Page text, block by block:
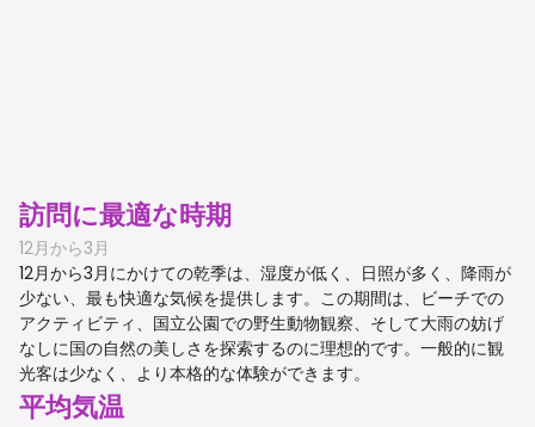
訪問に最適な時期
12月から3月
12月から3月にかけての乾季は、湿度が低く、日照が多く、降雨が
少ない、最も快適な気候を提供します。この期間は、ビーチでの
アクティビティ、国立公園での野生動物観察、そして大雨の妨げ
なしに国の自然の美しさを探索するのに理想的です。一般的に観
光客は少なく、より本格的な体験ができます。
平均気温